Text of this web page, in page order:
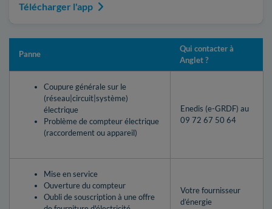
Télécharger l'app
Panne
Qui contacter à
Anglet ?
Coupure générale sur le
(réseau|circuit|système)
électrique
Problème de compteur électrique
(raccordement ou appareil)
Enedis (e-GRDF) au
09 72 67 50 64
Mise en service
Ouverture du compteur
Oubli de souscription à une offre
Votre fournisseur
d’énergie